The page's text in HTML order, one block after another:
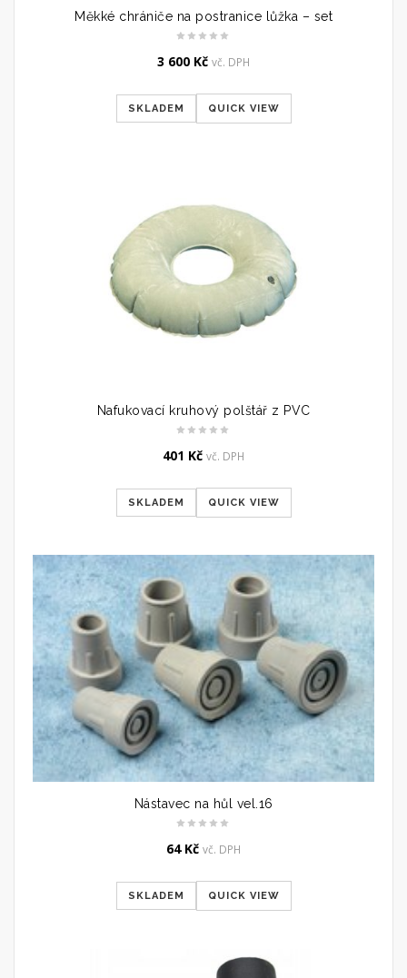
Měkké chrániče na postranice lůžka – set
3 600 Kč vč. DPH
SKLADEM QUICK VIEW
Nafukovací kruhový polštář z PVC
401 Kč vč. DPH
SKLADEM QUICK VIEW
Nástavec na hůl vel.16
64 Kč vč. DPH
SKLADEM QUICK VIEW